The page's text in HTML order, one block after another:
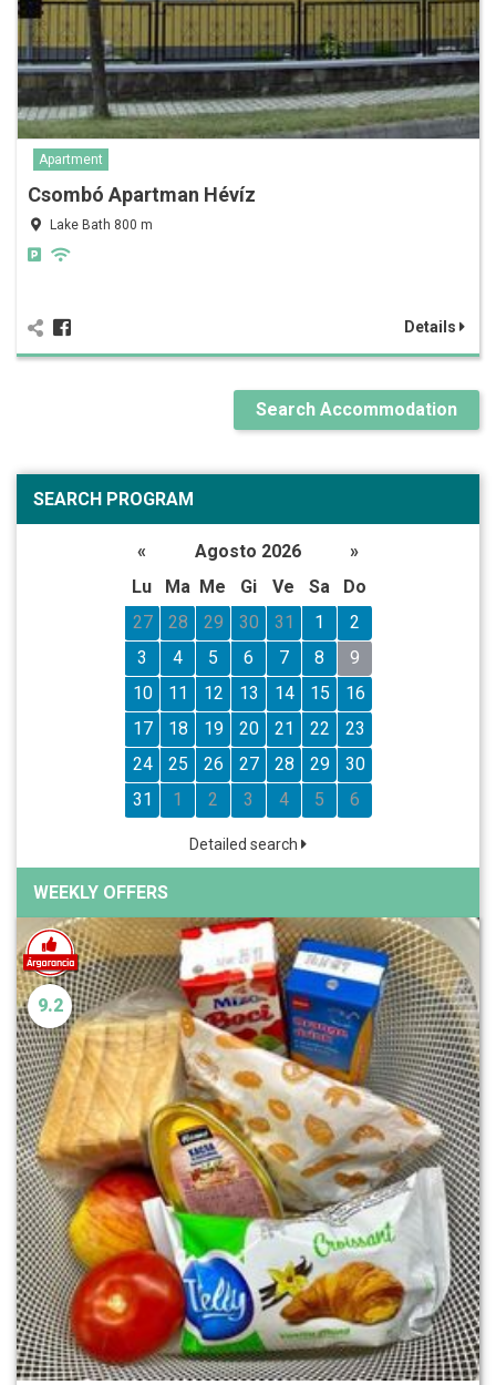
Apartment
Csombó Apartman Hévíz
Lake Bath 800 m
Details
Search Accommodation
SEARCH PROGRAM
« Agosto 2026
»
Lu
Ma Me Gi Ve Sa
Do
27
28 29 30 31 1
2
3
4 5 6 7 8
9
10
11 12 13 14 15
16
17
18 19 20 21 22
23
24
25 26 27 28 29
30
31
1 2 3 4 5 6
Detailed search
WEEKLY OFFERS
9.2